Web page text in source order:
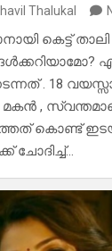
Thalukal
കെട്ട്
. 18
,
കൊണ്ട്
ചോദിച്ച്…